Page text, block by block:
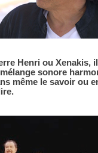
Henri ou Xenakis,
sonore
même le savoir ou